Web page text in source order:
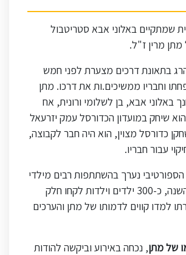
שמתקיים באלוני אבא סטריטבול
מתן מרין ז"ל.
בתאונת דרכים מצערת לפני חמש
וחבריו ממשיכים.ות את דרכו. מתן
באלוני אבא, בן לשלומי ורונית, אח
שיחק במועדון הכדורסל עמק יזרעאל
כדורסל מצוין, הוא היה חבר לקבוצה,
עבור חבריו.
הספורטיבי נערך בהשתתפות רבים מילדי
וילדות היישוב. השנה, כ-300 ילדים וילדות לקחו חלק
למדו קווים לדמותו של מתן והערכים
של מתן, נכחה באירוע וביקשה להודות